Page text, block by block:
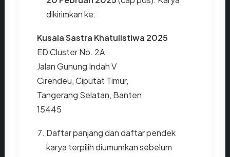
dikirimkan ke:
Kusala Sastra Khatulistiwa 2025
ED Cluster No. 2A
Jalan Gunung Indah V
Cirendeu, Ciputat Timur,
Tangerang Selatan, Banten
15445
Daftar panjang dan daftar pendek
karya terpilih diumumkan sebelum